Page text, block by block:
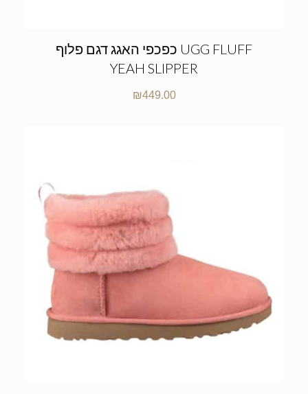
כפכפי האגג דגם פלוף UGG FLUFF
YEAH SLIPPER
₪449.00